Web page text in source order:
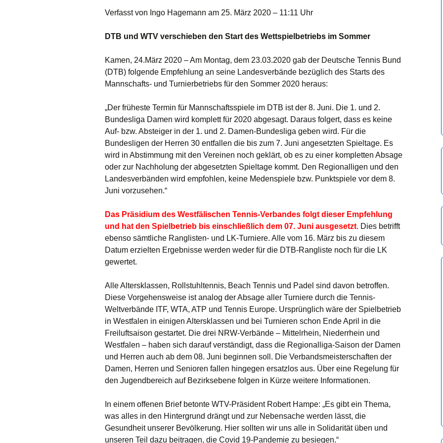
Vorstand
Mitgliedschaft
Jahreshefte
Verfasst von Ingo Hagemann am 25. März 2020 – 11:11 Uhr
DTB und WTV verschieben den Start des Wettspielbetriebs im Sommer
Kamen, 24.März 2020 – Am Montag, dem 23.03.2020 gab der Deutsche Tennis Bund
(DTB) folgende Empfehlung an seine Landesverbände bezüglich des Starts des
Mannschafts- und Turnierbetriebs für den Sommer 2020 heraus:
„Der früheste Termin für Mannschaftsspiele im DTB ist der 8. Juni. Die 1. und 2.
Bundesliga Damen wird komplett für 2020 abgesagt. Daraus folgert, dass es keine
Auf- bzw. Absteiger in der 1. und 2. Damen-Bundesliga geben wird. Für die
Bundesligen der Herren 30 entfallen die bis zum 7. Juni angesetzten Spieltage. Es
wird in Abstimmung mit den Vereinen noch geklärt, ob es zu einer kompletten Absage
oder zur Nachholung der abgesetzten Spieltage kommt. Den Regionalligen und den
Landesverbänden wird empfohlen, keine Medenspiele bzw. Punktspiele vor dem 8.
Juni vorzusehen.“
Das Präsidium des Westfälischen Tennis-Verbandes folgt dieser Empfehlung
und hat den Spielbetrieb bis einschließlich dem 07. Juni ausgesetzt. Dies betrifft
ebenso sämtliche Ranglisten- und LK-Turniere. Alle vom 16. März bis zu diesem
Datum erzielten Ergebnisse werden weder für die DTB-Rangliste noch für die LK
gewertet.
Alle Altersklassen, Rollstuhltennis, Beach Tennis und Padel sind davon betroffen.
Diese Vorgehensweise ist analog der Absage aller Turniere durch die Tennis-
Weltverbände ITF, WTA, ATP und Tennis Europe. Ursprünglich wäre der Spielbetrieb
in Westfalen in einigen Altersklassen und bei Turnieren schon Ende April in die
Freiluftsaison gestartet. Die drei NRW-Verbände – Mittelrhein, Niederrhein und
Westfalen – haben sich darauf verständigt, dass die Regionalliga-Saison der Damen
und Herren auch ab dem 08. Juni beginnen soll. Die Verbandsmeisterschaften der
Damen, Herren und Senioren fallen hingegen ersatzlos aus. Über eine Regelung für
den Jugendbereich auf Bezirksebene folgen in Kürze weitere Informationen.
In einem offenen Brief betonte WTV-Präsident Robert Hampe: „Es gibt ein Thema,
was alles in den Hintergrund drängt und zur Nebensache werden lässt, die
Gesundheit unserer Bevölkerung. Hier sollten wir uns alle in Solidarität üben und
unseren Teil dazu beitragen, die Covid 19-Pandemie zu besiegen.“